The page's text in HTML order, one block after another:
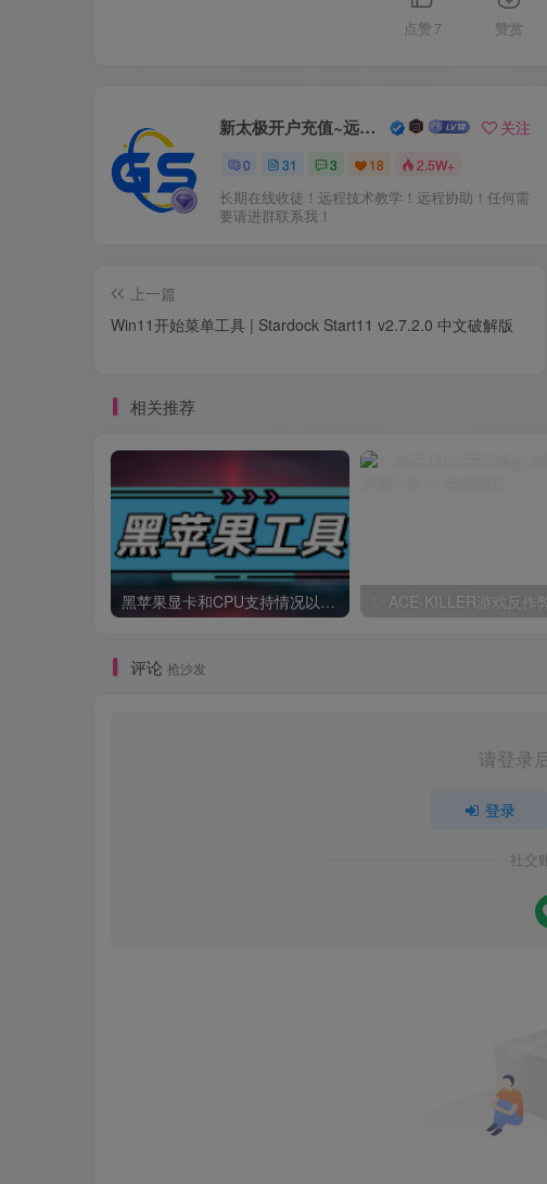
点赞 7 赞赏
新太极开户充值~远程服务 关注
0 31 3 18 2.5W+
长期在线收徒！远程技术教学！远程协助！任何需
要请进群联系我！
上一篇
Win11开始菜单工具 | Stardock Start11 v2.7.2.0 中文破解版
相关推荐
黑苹果显卡和CPU支持情况以及购买硬件防踩坑指南
评论 抢沙发
请登录
登录
社交